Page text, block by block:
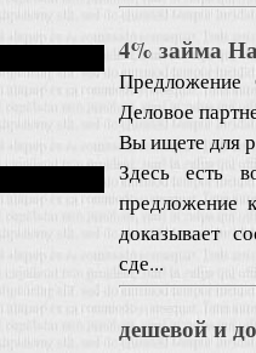
4% займа
Предложение
Деловое
Вы ищете для
Здесь есть
предложение
доказывает
сде...
дешевой и